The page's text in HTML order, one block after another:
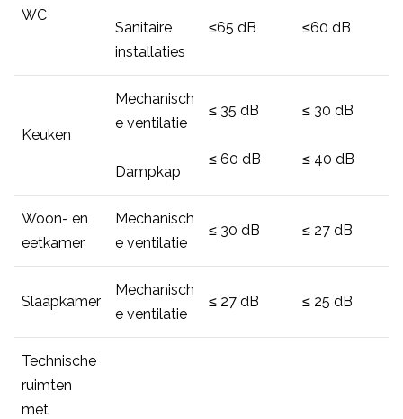
WC
Sanitaire
installaties
≤65 dB ≤60 dB
Keuken
Mechanisch
e ventilatie
Dampkap
≤ 35 dB
≤ 60 dB
≤ 30 dB
≤ 40 dB
Woon- en
eetkamer
Mechanisch
e ventilatie
≤ 30 dB ≤ 27 dB
Slaapkamer
Mechanisch
e ventilatie
≤ 27 dB ≤ 25 dB
Technische
ruimten
met